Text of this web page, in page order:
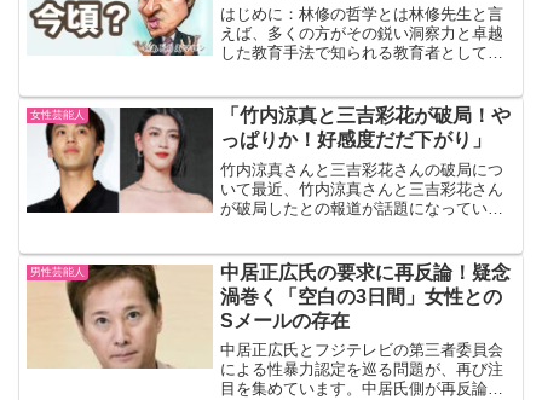
はじめに：林修の哲学とは林修先生と言
えば、多くの方がその鋭い洞察力と卓越
した教育手法で知られる教育者としての
なく、彼の人生哲学にも深く根ざしてい
ます。特に、母親から受け...
女性芸能人
「竹内涼真と三吉彩花が破局！や
っぱりか！好感度だだ下がり」
竹内涼真さんと三吉彩花さんの破局につ
いて最近、竹内涼真さんと三吉彩花さん
が破局したとの報道が話題になっていま
じいカップルとして知られていました
が、交際の終焉が報じられま...
男性芸能人
中居正広氏の要求に再反論！疑念
渦巻く「空白の3日間」女性との
Sメールの存在
中居正広氏とフジテレビの第三者委員会
による性暴力認定を巡る問題が、再び注
目を集めています。中居氏側が再反論を